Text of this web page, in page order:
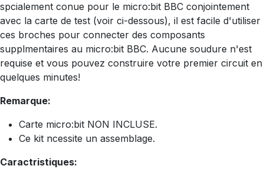
spcialement conue pour le micro:bit BBC conjointement
avec la carte de test (voir ci-dessous), il est facile d'utiliser
ces broches pour connecter des composants
supplmentaires au micro:bit BBC. Aucune soudure n'est
requise et vous pouvez construire votre premier circuit en
quelques minutes!
Remarque:
Carte micro:bit NON INCLUSE.
Ce kit ncessite un assemblage.
Caractristiques: